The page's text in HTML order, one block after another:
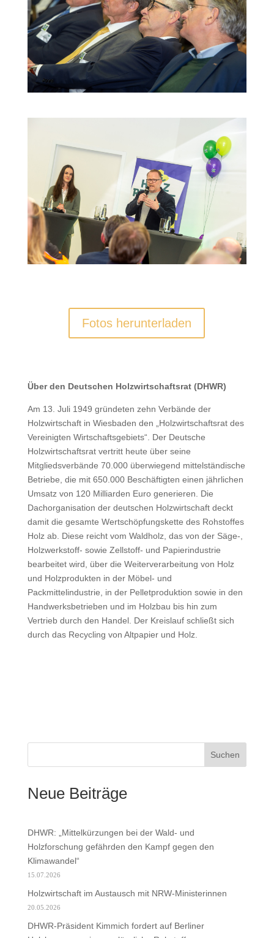
Fotos herunterladen
Über den Deutschen Holzwirtschaftsrat (DHWR)
Am 13. Juli 1949 gründeten zehn Verbände der
Holzwirtschaft in Wiesbaden den „Holzwirtschaftsrat des
Vereinigten Wirtschaftsgebiets“. Der Deutsche
Holzwirtschaftsrat vertritt heute über seine
Mitgliedsverbände 70.000 überwiegend mittelständische
Betriebe, die mit 650.000 Beschäftigten einen jährlichen
Umsatz von 120 Milliarden Euro generieren. Die
Dachorganisation der deutschen Holzwirtschaft deckt
damit die gesamte Wertschöpfungskette des Rohstoffes
Holz ab. Diese reicht vom Waldholz, das von der Säge-,
Holzwerkstoff- sowie Zellstoff- und Papierindustrie
bearbeitet wird, über die Weiterverarbeitung von Holz
und Holzprodukten in der Möbel- und
Packmittelindustrie, in der Pelletproduktion sowie in den
Handwerksbetrieben und im Holzbau bis hin zum
Vertrieb durch den Handel. Der Kreislauf schließt sich
durch das Recycling von Altpapier und Holz.
Suchen
Neue Beiträge
DHWR: „Mittelkürzungen bei der Wald- und
Holzforschung gefährden den Kampf gegen den
Klimawandel“
15.07.2026
Holzwirtschaft im Austausch mit NRW-Ministerinnen
20.05.2026
DHWR-Präsident Kimmich fordert auf Berliner